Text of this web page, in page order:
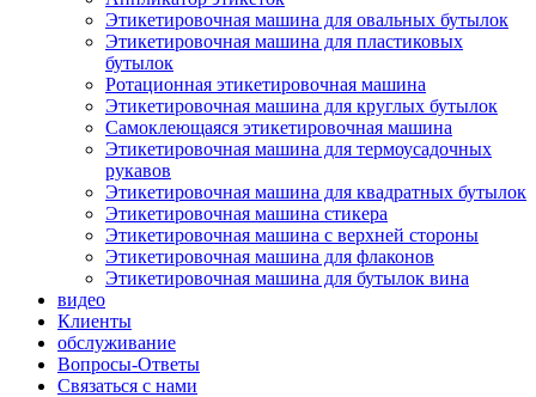
Этикетировочная машина для овальных бутылок
Этикетировочная машина для пластиковых
бутылок
Ротационная этикетировочная машина
Этикетировочная машина для круглых бутылок
Самоклеющаяся этикетировочная машина
Этикетировочная машина для термоусадочных
рукавов
Этикетировочная машина для квадратных бутылок
Этикетировочная машина стикера
Этикетировочная машина с верхней стороны
Этикетировочная машина для флаконов
Этикетировочная машина для бутылок вина
видео
Клиенты
обслуживание
Вопросы-Ответы
Связаться с нами